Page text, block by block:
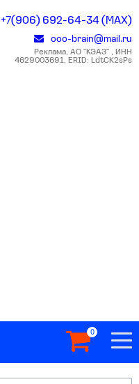
+7(906) 692-64-34 (MAX)
ooo-brain@mail.ru
Реклама, АО "КЭАЗ" , ИНН
4629003691, ERID: LdtCK2sPs
0